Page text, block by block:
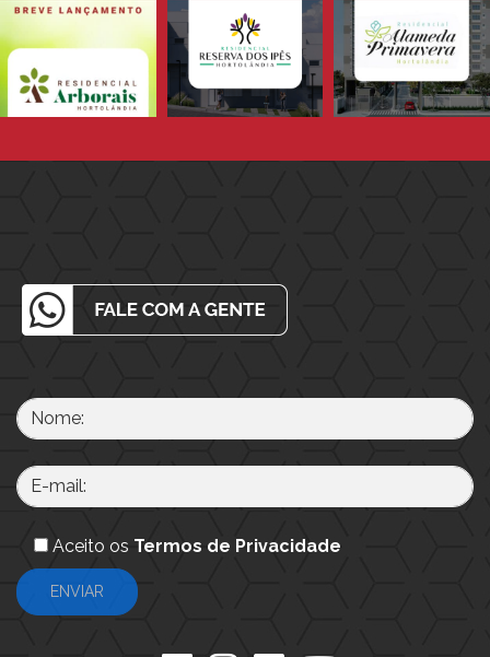
Aceito os Termos de Privacidade